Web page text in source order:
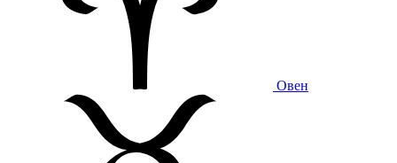
Овен